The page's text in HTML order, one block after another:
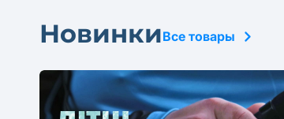
НовинкиВсе товары